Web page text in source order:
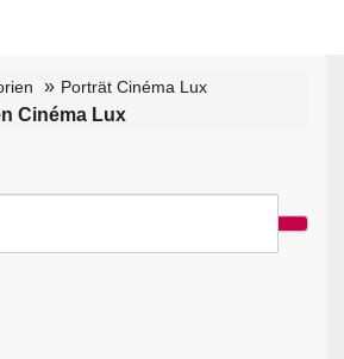
Porträt Cinéma Lux
Cinéma Lux